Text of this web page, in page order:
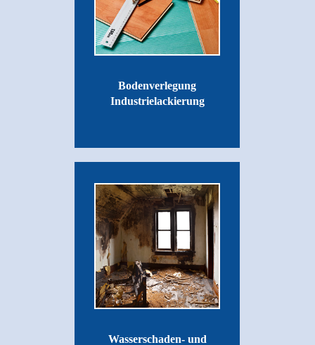
Bodenverlegung
Industrielackierung
Wasserschaden- und